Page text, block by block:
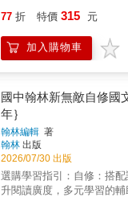
握課前學習重點，搭配試題
習、複習更聚焦。測驗卷：
練，加強題庫練習，快速
書版本【查詢系統】讓你一
學年度適用（全新版本）。
參考，如有更動請以學校公
若超過1本，請進入購物車
軒、翰林、南一到貨日期不
般、預購商品)併單，避免
見諒！
77 折 特價 315 元
加入購物車
國中翰林新無敵自修國
年｝
翰林編輯 著
翰林 出版
2026/07/30 出版
選購學習指引：自修：搭
升閱讀廣度，多元學習的